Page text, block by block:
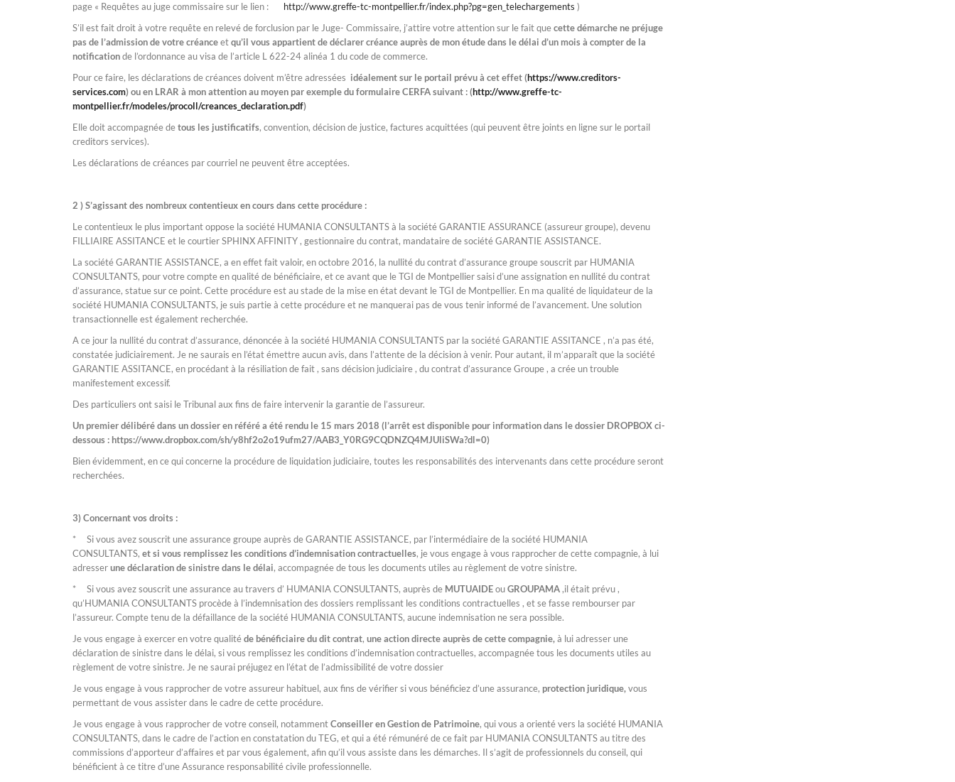
page « Requêtes au juge commissaire sur le lien : http://www.greffe-tc-montpellier.fr/index.php?pg=gen_telechargements )
S’il est fait droit à votre requête en relevé de forclusion par le Juge- Commissaire, j’attire votre attention sur le fait quecette démarche ne préjuge
pas de l’admission de votre créanceetqu’il vous appartient de déclarer créance auprès de mon étude dans le délai d’un mois à compter de la
notificationde l’ordonnance au visa de l’article L 622-24 alinéa 1 du code de commerce.
Pour ce faire, les déclarations de créances doivent m’être adressées idéalement sur le portail prévu à cet effet (https://www.creditors-
services.com) ou en LRAR à mon attention au moyen par exemple du formulaire CERFA suivant : (http://www.greffe-tc-
montpellier.fr/modeles/procoll/creances_declaration.pdf)
Elle doit accompagnée detous les justificatifs, convention, décision de justice, factures acquittées (qui peuvent être joints en ligne sur le portail
creditors services).
Les déclarations de créances par courriel ne peuvent être acceptées.
2 ) S’agissant des nombreux contentieux en cours dans cette procédure :
Le contentieux le plus important oppose la société HUMANIA CONSULTANTS à la société GARANTIE ASSURANCE (assureur groupe), devenu
FILLIAIRE ASSITANCE et le courtier SPHINX AFFINITY , gestionnaire du contrat, mandataire de société GARANTIE ASSISTANCE.
La société GARANTIE ASSISTANCE, a en effet fait valoir, en octobre 2016, la nullité du contrat d’assurance groupe souscrit par HUMANIA
CONSULTANTS, pour votre compte en qualité de bénéficiaire, et ce avant que le TGI de Montpellier saisi d’une assignation en nullité du contrat
d’assurance, statue sur ce point. Cette procédure est au stade de la mise en état devant le TGI de Montpellier. En ma qualité de liquidateur de la
société HUMANIA CONSULTANTS, je suis partie à cette procédure et ne manquerai pas de vous tenir informé de l’avancement. Une solution
transactionnelle est également recherchée.
A ce jour la nullité du contrat d’assurance, dénoncée à la société HUMANIA CONSULTANTS par la société GARANTIE ASSITANCE , n’a pas été,
constatée judiciairement. Je ne saurais en l’état émettre aucun avis, dans l’attente de la décision à venir. Pour autant, il m’apparaît que la société
GARANTIE ASSITANCE, en procédant à la résiliation de fait , sans décision judiciaire , du contrat d’assurance Groupe , a crée un trouble
manifestement excessif.
Des particuliers ont saisi le Tribunal aux fins de faire intervenir la garantie de l’assureur.
Un premier délibéré dans un dossier en référé a été rendu le 15 mars 2018 (l’arrêt est disponible pour information dans le dossier DROPBOX ci-
dessous : https://www.dropbox.com/sh/y8hf2o2o19ufm27/AAB3_Y0RG9CQDNZQ4MJUliSWa?dl=0)
Bien évidemment, en ce qui concerne la procédure de liquidation judiciaire, toutes les responsabilités des intervenants dans cette procédure seront
recherchées.
3) Concernant vos droits :
* Si vous avez souscrit une assurance groupe auprès de GARANTIE ASSISTANCE, par l’intermédiaire de la société HUMANIA
CONSULTANTS, et si vous remplissez les conditions d’indemnisation contractuelles, je vous engage à vous rapprocher de cette compagnie, à lui
adresserune déclaration de sinistre dans le délai, accompagnée de tous les documents utiles au règlement de votre sinistre.
* Si vous avez souscrit une assurance au travers d’ HUMANIA CONSULTANTS, auprès de MUTUAIDEouGROUPAMA,il était prévu ,
qu’HUMANIA CONSULTANTS procède à l’indemnisation des dossiers remplissant les conditions contractuelles , et se fasse rembourser par
l’assureur. Compte tenu de la défaillance de la société HUMANIA CONSULTANTS, aucune indemnisation ne sera possible.
Je vous engage à exercer en votre qualitéde bénéficiaire du dit contrat, une action directe auprès de cette compagnie,à lui adresser une
déclaration de sinistre dans le délai, si vous remplissez les conditions d’indemnisation contractuelles, accompagnée tous les documents utiles au
règlement de votre sinistre. Je ne saurai préjugez en l’état de l’admissibilité de votre dossier
Je vous engage à vous rapprocher de votre assureur habituel, aux fins de vérifier si vous bénéficiez d’une assurance, protection juridique,vous
permettant de vous assister dans le cadre de cette procédure.
Je vous engage à vous rapprocher de votre conseil, notammentConseiller en Gestion de Patrimoine, qui vous a orienté vers la société HUMANIA
CONSULTANTS, dans le cadre de l’action en constatation du TEG, et qui a été rémunéré de ce fait par HUMANIA CONSULTANTS au titre des
commissions d’apporteur d’affaires et par vous également, afin qu’il vous assiste dans les démarches. Il s’agit de professionnels du conseil, qui
bénéficient à ce titre d’une Assurance responsabilité civile professionnelle.